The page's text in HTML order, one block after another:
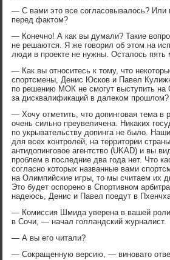
— С вами это все согласовывалось? Или
перед фактом?
— Конечно! А как вы думали? Такие
не решаются. Я же говорил об этом на
люди в проекте не нужны. Осталось пять
— Как вы относитесь к тому, что
спортсмены, Денис Юсков и Павел
по решению МОК не смогут выступить на
за дисквалификаций в далеком прошлом?
— Хочу отметить, что допинговая тема в
очень сильно преувеличена. Никаких
по укрывательству допинга не было.
для всех контролей, на территории
антидопинговое агентство (UKAD) и вы
проблем в последние два года нет. Что
согласно которых названные вами
на Олимпийские игры, то мы считаем их
Это будет оспорено в Спортивном
надеюсь, Денис и Павел поедут в
— Комиссия Шмида уверена в вашей
в Сочи, — начал голландский журналист.
— А вы его читали?
— Сокращенную версию, — виновато